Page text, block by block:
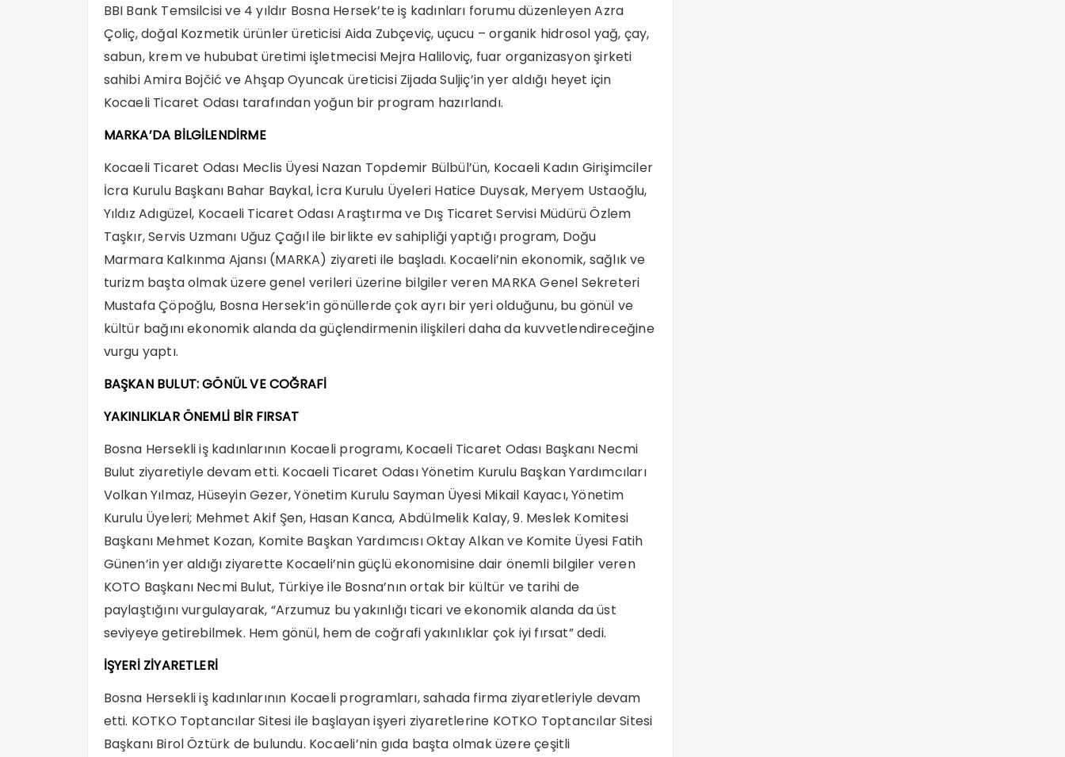
BBI Bank Temsilcisi ve 4 yıldır Bosna Hersek’te iş kadınları forumu düzenleyen Azra
Çoliç, doğal Kozmetik ürünler üreticisi Aida Zubçeviç, uçucu – organik hidrosol yağ, çay,
sabun, krem ve hububat üretimi işletmecisi Mejra Haliloviç, fuar organizasyon şirketi
sahibi Amira Bojčić ve Ahşap Oyuncak üreticisi Zijada Suljiç’in yer aldığı heyet için
Kocaeli Ticaret Odası tarafından yoğun bir program hazırlandı.
MARKA’DA BİLGİLENDİRME
Kocaeli Ticaret Odası Meclis Üyesi Nazan Topdemir Bülbül’ün, Kocaeli Kadın Girişimciler
İcra Kurulu Başkanı Bahar Baykal, İcra Kurulu Üyeleri Hatice Duysak, Meryem Ustaoğlu,
Yıldız Adıgüzel, Kocaeli Ticaret Odası Araştırma ve Dış Ticaret Servisi Müdürü Özlem
Taşkır, Servis Uzmanı Uğuz Çağıl ile birlikte ev sahipliği yaptığı program, Doğu
Marmara Kalkınma Ajansı (MARKA) ziyareti ile başladı. Kocaeli’nin ekonomik, sağlık ve
turizm başta olmak üzere genel verileri üzerine bilgiler veren MARKA Genel Sekreteri
Mustafa Çöpoğlu, Bosna Hersek’in gönüllerde çok ayrı bir yeri olduğunu, bu gönül ve
kültür bağını ekonomik alanda da güçlendirmenin ilişkileri daha da kuvvetlendireceğine
vurgu yaptı.
BAŞKAN BULUT: GÖNÜL VE COĞRAFİ
YAKINLIKLAR ÖNEMLİ BİR FIRSAT
Bosna Hersekli iş kadınlarının Kocaeli programı, Kocaeli Ticaret Odası Başkanı Necmi
Bulut ziyaretiyle devam etti. Kocaeli Ticaret Odası Yönetim Kurulu Başkan Yardımcıları
Volkan Yılmaz, Hüseyin Gezer, Yönetim Kurulu Sayman Üyesi Mikail Kayacı, Yönetim
Kurulu Üyeleri; Mehmet Akif Şen, Hasan Kanca, Abdülmelik Kalay, 9. Meslek Komitesi
Başkanı Mehmet Kozan, Komite Başkan Yardımcısı Oktay Alkan ve Komite Üyesi Fatih
Günen’in yer aldığı ziyarette Kocaeli’nin güçlü ekonomisine dair önemli bilgiler veren
KOTO Başkanı Necmi Bulut, Türkiye ile Bosna’nın ortak bir kültür ve tarihi de
paylaştığını vurgulayarak, “Arzumuz bu yakınlığı ticari ve ekonomik alanda da üst
seviyeye getirebilmek. Hem gönül, hem de coğrafi yakınlıklar çok iyi fırsat” dedi.
İŞYERİ ZİYARETLERİ
Bosna Hersekli iş kadınlarının Kocaeli programları, sahada firma ziyaretleriyle devam
etti. KOTKO Toptancılar Sitesi ile başlayan işyeri ziyaretlerine KOTKO Toptancılar Sitesi
Başkanı Birol Öztürk de bulundu. Kocaeli’nin gıda başta olmak üzere çeşitli